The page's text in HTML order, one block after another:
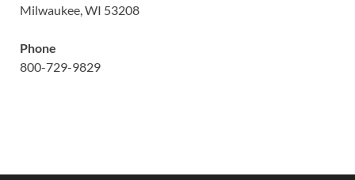
Milwaukee, WI 53208
Phone
800-729-9829